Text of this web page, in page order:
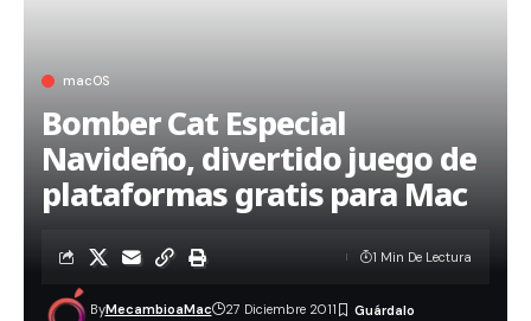
macOS
Bomber Cat Especial
Navideño, divertido juego de
plataformas gratis para Mac
ByMecambioaMac 27 Diciembre 2011
1 Min De Lectura